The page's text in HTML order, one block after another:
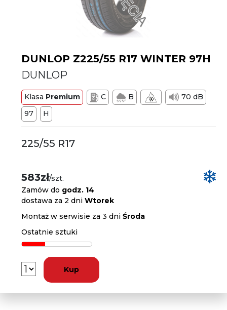
DUNLOP Z225/55 R17 WINTER 97H
DUNLOP
Klasa Premium C B
70 dB
97
H
225/55 R17
583zł/szt.
Zamów do godz. 14
dostawa za 2 dniWtorek
Montaż w serwisie za 3 dniŚroda
Ostatnie sztuki
Kup